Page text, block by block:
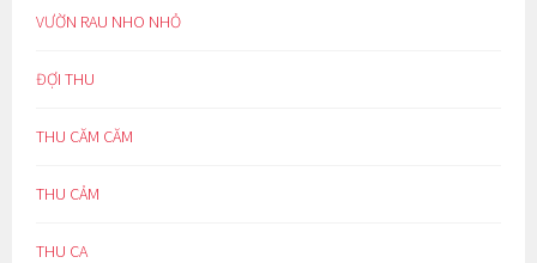
VƯỜN RAU NHO NHỎ
ĐỢI THU
THU CĂM CĂM
THU CẢM
THU CA